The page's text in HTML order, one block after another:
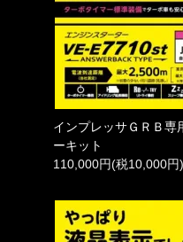
インプレッサＧＲＢ専
ーキット
110,000円(税10,000円)